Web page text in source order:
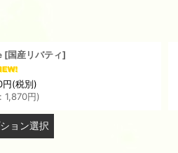
[国産リバティ]
円(税別)
: 1,870円)
ョン選択